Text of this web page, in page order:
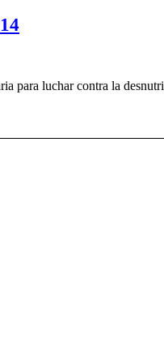
para luchar contra la